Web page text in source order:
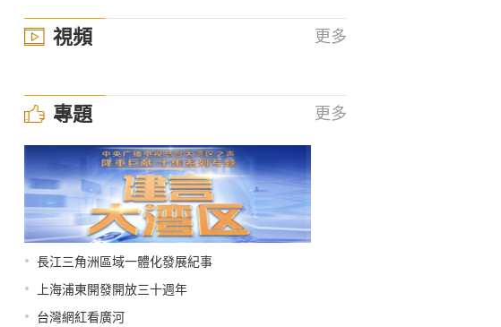
視頻 更多
專題 更多
• 長江三角洲區域一體化發展紀事
• 上海浦東開發開放三十週年
• 台灣網紅看廣河